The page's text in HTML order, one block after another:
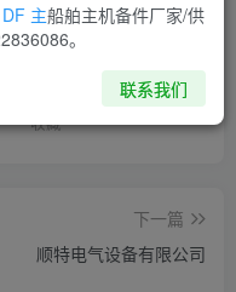
吧
收藏
下一篇
顺特电气设备有限公司
主船舶主机备件厂家/供
。
联系我们